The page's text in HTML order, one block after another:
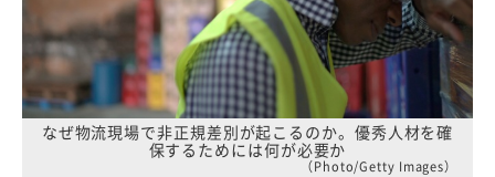
なぜ物流現場で非正規差別が起こるのか。優秀人材を確
保するためには何が必要か
（Photo/Getty Images）